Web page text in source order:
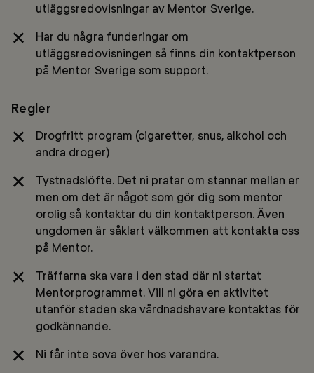
utläggsredovisningar av Mentor Sverige.
Har du några funderingar om
utläggsredovisningen så finns din kontaktperson
på Mentor Sverige som support.
Regler
Drogfritt program (cigaretter, snus, alkohol och
andra droger)
Tystnadslöfte. Det ni pratar om stannar mellan er
men om det är något som gör dig som mentor
orolig så kontaktar du din kontaktperson. Även
ungdomen är såklart välkommen att kontakta oss
på Mentor.
Träffarna ska vara i den stad där ni startat
Mentorprogrammet. Vill ni göra en aktivitet
utanför staden ska vårdnadshavare kontaktas för
godkännande.
Ni får inte sova över hos varandra.